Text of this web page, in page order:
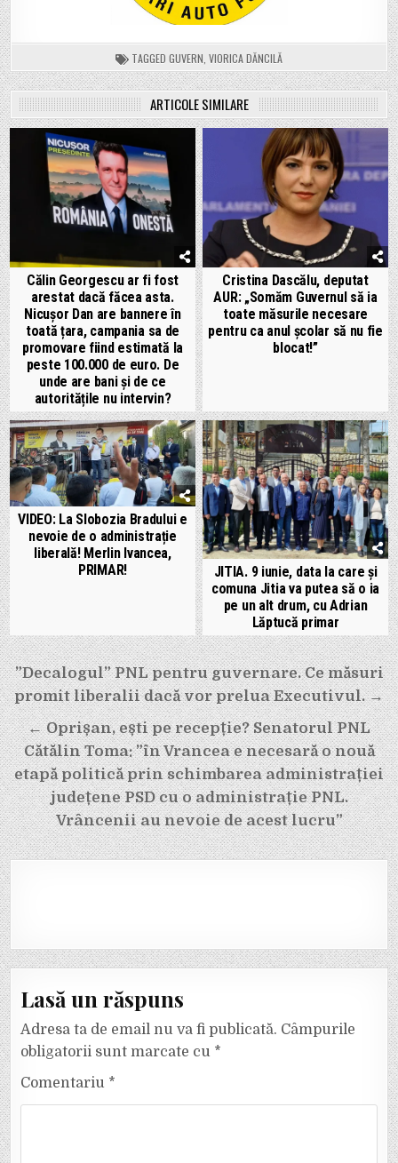
TAGGED GUVERN, VIORICA DĂNCILĂ
ARTICOLE SIMILARE
Călin Georgescu ar fi fost
arestat dacă făcea asta.
Nicușor Dan are bannere în
toată țara, campania sa de
promovare fiind estimată la
peste 100.000 de euro. De
unde are bani și de ce
autoritățile nu intervin?
Cristina Dascălu, deputat
AUR: „Somăm Guvernul să ia
toate măsurile necesare
pentru ca anul școlar să nu fie
blocat!”
VIDEO: La Slobozia Bradului e
nevoie de o administrație
liberală! Merlin Ivancea,
PRIMAR!
JITIA. 9 iunie, data la care și
comuna Jitia va putea să o ia
pe un alt drum, cu Adrian
Lăptucă primar
Navigare
în
articole
”Decalogul” PNL pentru guvernare. Ce măsuri
promit liberalii dacă vor prelua Executivul. →
← Oprișan, ești pe recepție? Senatorul PNL
Cătălin Toma: ”în Vrancea e necesară o nouă
etapă politică prin schimbarea administrației
județene PSD cu o administrație PNL.
Vrâncenii au nevoie de acest lucru”
Lasă un răspuns
Adresa ta de email nu va fi publicată. Câmpurile
obligatorii sunt marcate cu *
Comentariu *